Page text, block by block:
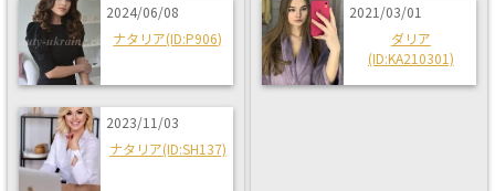
2024/06/08
ナタリア(ID:P906)
2023/11/03
ナタリア(ID:SH137)
2021/03/01
ダリア
(ID:KA210301)